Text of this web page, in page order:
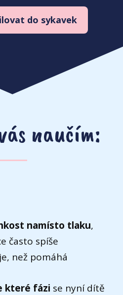
do sykavek
naučím:
namísto tlaku,
často spíše
než pomáhá
které fázi se nyní dítě